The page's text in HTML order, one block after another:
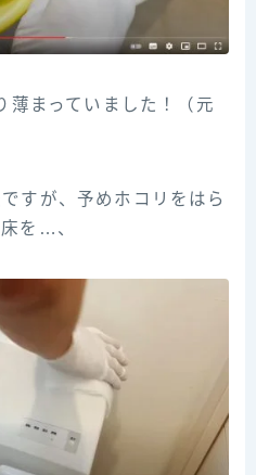
薄まっていました！（元
すが、予めホコリをはら
を…、